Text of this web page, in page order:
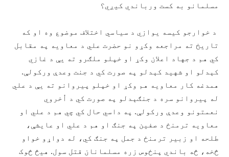
مسلمانو به کست ورباندي کیږي؟
د خوارجو کیسه یوازي د سیاسي اختلاف موضوع وه او که
تاریخ ته مراجعه وکړو نو حضرت علي د معاویه په مقابل
کي هم د جهاد اعلان وکړ او خپلو ملګرو ته یې د غازي
کېدلو او شهید کېدلو په صورت کي د جنت وعدې ورکولې.
همدغه کار معاویه هم وکړ او خپلو پیروانو ته یې د علي
له پیروانو سره د جنګېدلو په صورت کي د اُخروي
نعمتونو وعدې ورکولې. په داسي حال کي چي هم د علي او
معاویه ترمنځ د صفین په جنګ او هم د علي او عایشې،
طلحه او زبیر ترمنځ د جمل په جنګ کي، له دواړو خواو
څخه، څه باندي پنځوس زره مسلمانان قتل سول. هیڅ څوک